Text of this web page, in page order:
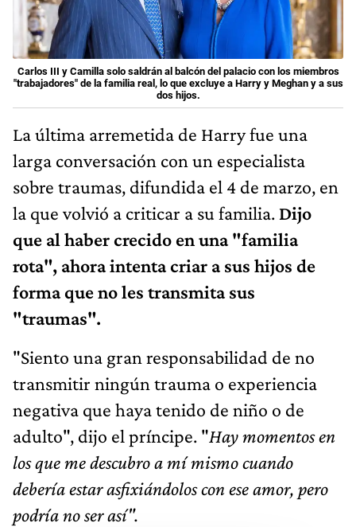
Carlos III y Camilla solo saldrán al balcón del palacio con los miembros
"trabajadores" de la familia real, lo que excluye a Harry y Meghan y a sus
dos hijos.
La última arremetida de Harry fue una
larga conversación con un especialista
sobre traumas, difundida el 4 de marzo, en
la que volvió a criticar a su familia. Dijo
que al haber crecido en una "familia
rota", ahora intenta criar a sus hijos de
forma que no les transmita sus
"traumas".
"Siento una gran responsabilidad de no
transmitir ningún trauma o experiencia
negativa que haya tenido de niño o de
adulto", dijo el príncipe. "Hay momentos en
los que me descubro a mí mismo cuando
debería estar asfixiándolos con ese amor, pero
podría no ser así".